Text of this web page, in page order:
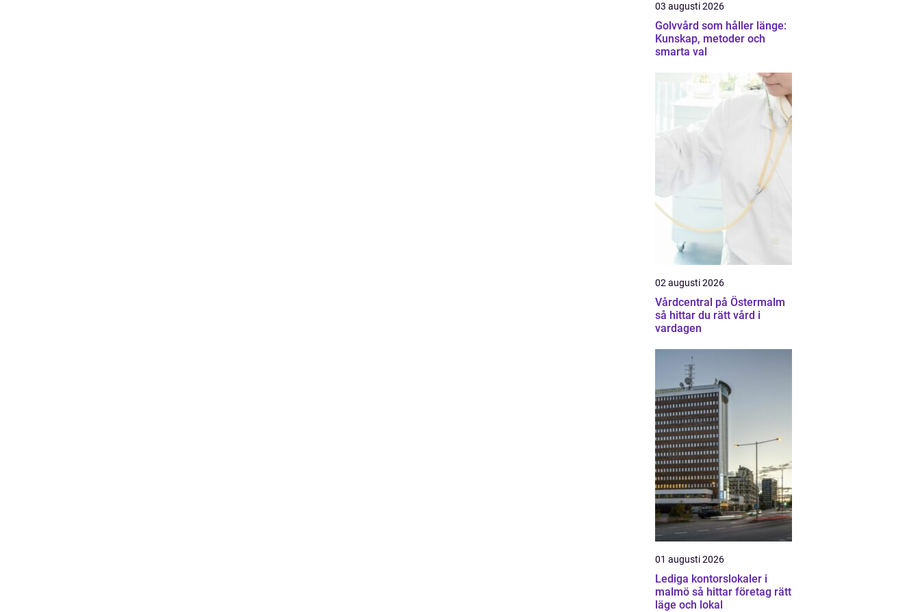
03 augusti 2026
Golvvård som håller länge:
Kunskap, metoder och
smarta val
02 augusti 2026
Vårdcentral på Östermalm
så hittar du rätt vård i
vardagen
01 augusti 2026
Lediga kontorslokaler i
malmö så hittar företag rätt
läge och lokal